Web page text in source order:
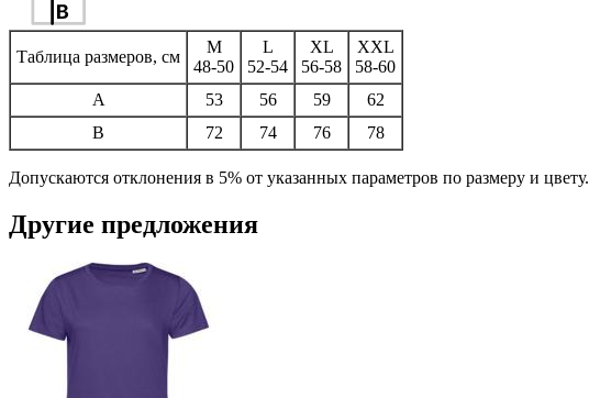
Таблица размеров, см
M
48-50
L
52-54
XL
56-58
XXL
58-60
A
53 56 59
62
B
72 74 76 78
Допускаются отклонения в 5% от указанных параметров по размеру и цвету.
Другие предложения